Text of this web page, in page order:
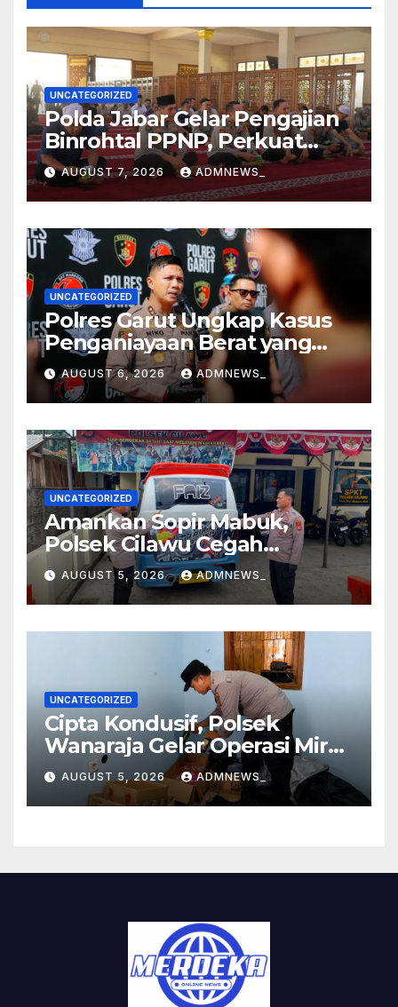
UNCATEGORIZED
Polda Jabar Gelar Pengajian
Binrohtal PPNP, Perkuat
Iman dan Integritas
Personel.
AUGUST 7, 2026 ADMNEWS_
UNCATEGORIZED
Polres Garut Ungkap Kasus
Penganiayaan Berat yang
Mengakibatkan Korban
Meninggal Dunia
AUGUST 6, 2026 ADMNEWS_
UNCATEGORIZED
Amankan Sopir Mabuk,
Polsek Cilawu Cegah
Kecelakaan di Jalan Raya
Garut–Tasikmalaya
AUGUST 5, 2026 ADMNEWS_
UNCATEGORIZED
Cipta Kondusif, Polsek
Wanaraja Gelar Operasi Miras
di Wilayah Hukumnya
AUGUST 5, 2026 ADMNEWS_